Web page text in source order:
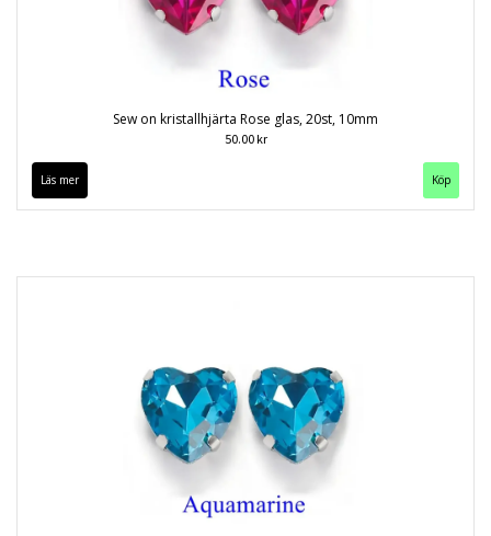
Sew on kristallhjärta Rose glas, 20st, 10mm
50.00 kr
Läs mer